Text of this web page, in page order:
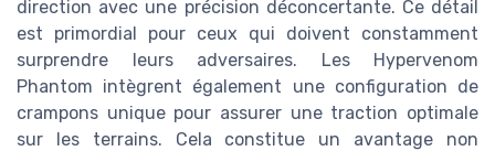
direction avec une précision déconcertante. Ce détail
est primordial pour ceux qui doivent constamment
surprendre leurs adversaires. Les Hypervenom
Phantom intègrent également une configuration de
crampons unique pour assurer une traction optimale
sur les terrains. Cela constitue un avantage non